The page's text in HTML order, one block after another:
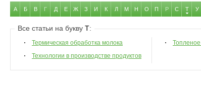
А Б В Г Д Е Ж З И К Л М Н О П Р С Т У
Все статьи на букву Т:
Термическая обработка молока
Технологии в производстве продуктов